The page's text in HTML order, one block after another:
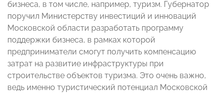
бизнеса, в том числе, например, туризм. Губернатор
поручил Министерству инвестиций и инноваций
Московской области разработать программу
поддержки бизнеса, в рамках которой
предприниматели смогут получить компенсацию
затрат на развитие инфраструктуры при
строительстве объектов туризма. Это очень важно,
ведь именно туристический потенциал Московской